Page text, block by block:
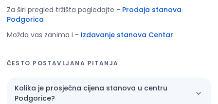
Za širi pregled tržišta pogledajte - Prodaja stanova
Podgorica
Možda vas zanima i - Izdavanje stanova Centar
ČESTO POSTAVLJANA PITANJA
Kolika je prosječna cijena stanova u centru
Podgorice?